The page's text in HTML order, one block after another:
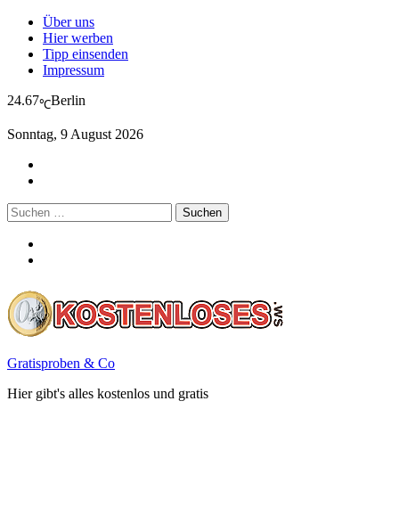
Über uns
Hier werben
Tipp einsenden
Impressum
24.67℃Berlin
Sonntag, 9 August 2026
Suchen
nach:
Gratisproben & Co
Hier gibt's alles kostenlos und gratis